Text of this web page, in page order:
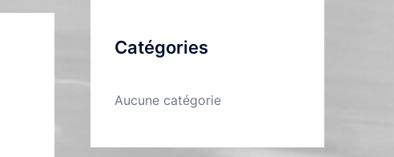
Catégories
Aucune catégorie